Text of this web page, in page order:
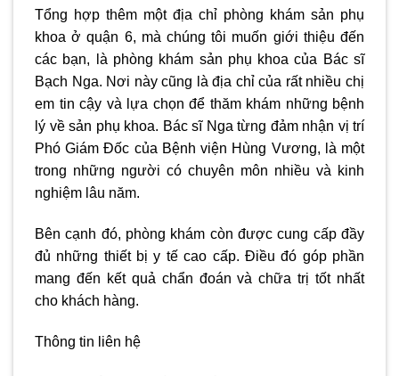
Tổng hợp thêm một địa chỉ phòng khám sản phụ
khoa ở quận 6, mà chúng tôi muốn giới thiệu đến
các bạn, là phòng khám sản phụ khoa của Bác sĩ
Bạch Nga. Nơi này cũng là địa chỉ của rất nhiều chị
em tin cậy và lựa chọn để thăm khám những bệnh
lý về sản phụ khoa. Bác sĩ Nga từng đảm nhận vị trí
Phó Giám Đốc của Bệnh viện Hùng Vương, là một
trong những người có chuyên môn nhiều và kinh
nghiệm lâu năm.
Bên cạnh đó, phòng khám còn được cung cấp đầy
đủ những thiết bị y tế cao cấp. Điều đó góp phần
mang đến kết quả chẩn đoán và chữa trị tốt nhất
cho khách hàng.
Thông tin liên hệ